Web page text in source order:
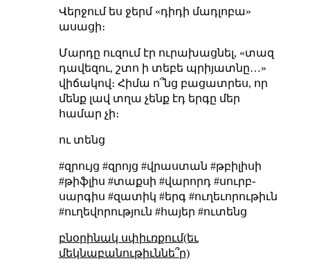
Վերջում ես ջերմ «դիդի մադլոբա»
ասացի։
Մարդը ուզում էր ուրախացնել, «տազ
դավեզու, շտո ի տեբե պրիյատնը…»
վիճակով։ Հիմա ո՞նց բացատրես, որ
մենք լավ տղա չենքէդ երգը մեր
համար չի։
ու տենց
#զրույց #զրոյց #վրաստան #թբիլիսի
#թիֆլիս #տաքսի #վարորդ #սուրբ֊
սարգիս #զատիկ #երգ #ուղեւորութիւն
#ուղեվորություն #հայեր #ուտենց
բնօրինակ սփիւռքում(եւ
մեկնաբանութիւննե՞ր)